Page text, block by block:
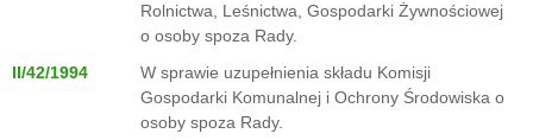
Rolnictwa, Leśnictwa, Gospodarki Żywnościowej
o osoby spoza Rady.
II/42/1994
W sprawie uzupełnienia składu Komisji
Gospodarki Komunalnej i Ochrony Środowiska o
osoby spoza Rady.